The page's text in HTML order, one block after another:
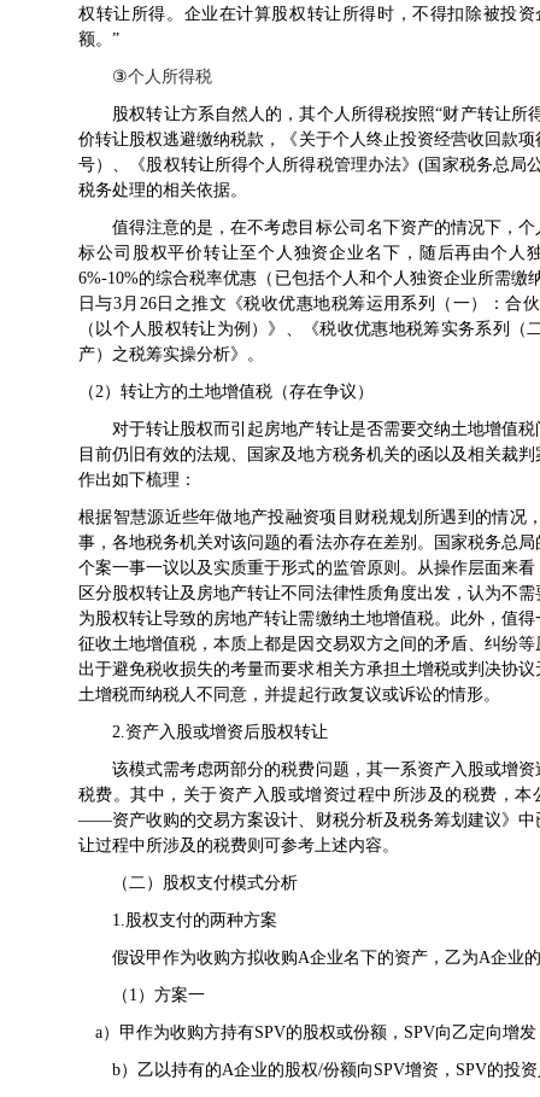
权转让所得。企业在计算股权转让所得时，不得扣除被投
额。”
③个人所得税
股权转让方系自然人的，其个人所得税按照“财产转让所
价转让股权逃避缴纳税款，《 关于个人终止投资经营收回款
号）、《股权转让所得个人所得税管理办法》(国家税务总局
税务处理的相关依据。
值得注意的是，在不考虑目标公司名下资产的情况下，个
标公司股权平价转让至个人独资企业名下，随后再由个人
6%-10%的综合税率优惠（已包括个人和个人独资企业所需缴
日与3月26日之推文《税收优惠地税筹运用系列（一）：合
（以个人股权转让为例） 》、《税收优惠地税筹实务系列
产）之税筹实操分析》。
（2）转让方的土地增值税（存在争议）
对于转让股权而引起房地产转让是否需要交纳土地增值税
目前仍旧有效的法规、国家及地方税务机关的函以及相关裁
作出如下梳理：
根据智慧源近些年做地产投融资项目财税规划所遇到的情
事，各地税务机关对该问题的看法亦存在差别。国家税务总
个案一事一议以及实质重于形式的监管原则。从操作层面来
区分股权转让及房地产转让不同法律性质角度出发，认为不
为股权转让导致的房地产转让需缴纳土地增值税。此外，值
征收土地增值税，本质上都是因交易双方之间的矛盾、纠纷
出于避免税收损失的考量而要求相关方承担土增税或判决协
土增税而纳税人不同意，并提起行政复议或诉讼的情形。
2.资产入股或增资后股权转让
该模式需考虑两部分的税费问题，其一系资产入股或增资
税费。其中，关于资产入股或增资过程中所涉及的税费，本
——资产收购的交易方案设计、财税分析及税务筹划建议》中
让过程中所涉及的税费则可参考上述内容。
（二）股权支付模式分析
1.股权支付的两种方案
假设甲作为收购方拟收购A企业名下的资产，乙为A企业
（1）方案一
a）甲作为收购方持有SPV的股权或份额，SPV向乙定向增发
b）乙以持有的A企业的股权/份额向SPV增资，SPV的投资